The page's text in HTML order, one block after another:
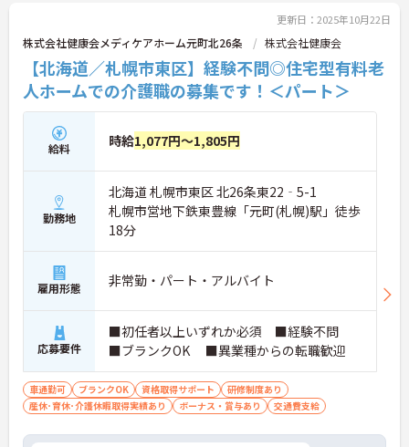
更新日：2025年10月22日
株式会社健康会メディケアホーム元町北26条 株式会社健康会
【北海道／札幌市東区】経験不問◎住宅型有料老
人ホームでの介護職の募集です！＜パート＞
給料 時給1,077円～1,805円
勤務地
北海道 札幌市東区 北26条東22‐5-1
札幌市営地下鉄東豊線「元町(札幌)駅」徒歩
18分
雇用形態 非常勤・パート・アルバイト
応募要件
■初任者以上いずれか必須 ■経験不問
■ブランクOK ■異業種からの転職歓迎
車通勤可 ブランクOK 資格取得サポート
研修制度あり
産休･育休･介護休暇取得実績あり
ボーナス・賞与あり 交通費支給